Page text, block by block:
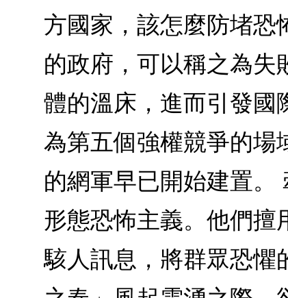
方國家，該怎麼防堵恐
的政府，可以稱之為失
體的溫床，進而引發國
為第五個強權競爭的場
的網軍早已開始建置。
形態恐怖主義。他們擅
駭人訊息，將群眾恐懼